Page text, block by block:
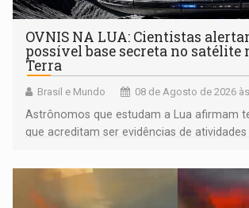
OVNIS NA LUA: Cientistas
possível base secreta no satélite
Terra
Brasil e Mundo 08 de Agosto de 2026
Astrônomos que estudam a Lua afirmam
que acreditam ser evidências de
órbita